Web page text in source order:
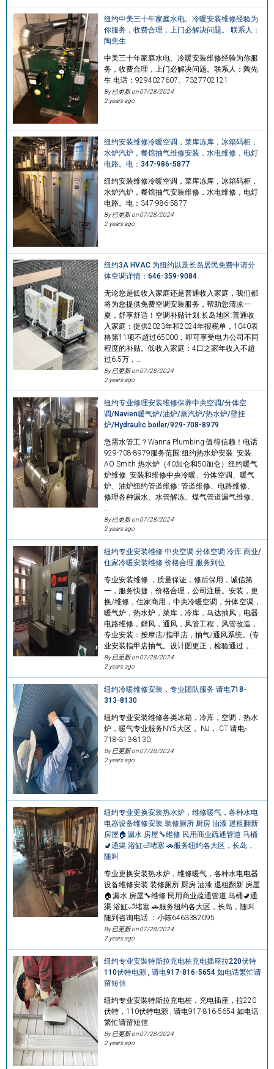
纽约中美三十年家庭水电、冷暖安装维修经验为
你服务，收费合理，上门必解决问题。 联系人：
陶先生
中美三十年家庭水电、冷暖安装维修经验为你服
务，收费合理，上门必解决问题。联系人：陶先
生 电话：9294027607、7327702121
By 已更新 on07/28/2024
2 years ago
纽约安装维修冷暖空调，菜库冻库，冰箱码柜，
水炉汽炉，餐馆抽气维修安装，水电维修，电灯
电路。电：347-986-5877
纽约安装维修冷暖空调，菜库冻库，冰箱码柜，
水炉汽炉，餐馆抽气安装维修，水电维修，电灯
电路。电：347-986-5877
By 已更新 on07/28/2024
2 years ago
纽约3A HVAC 为纽约以及长岛居民免费申请分
体空调详情：646-359-9084
无论您是低收入家庭还是普通收入家庭，我们都
将为您提供免费空调安装服务，帮助您清凉一
夏，舒享舒适！空调补贴计划:长岛地区:普通收
入家庭：提供2023年和2024年报税单，1040表
格第11项不超过65000，即可享受电力公司不同
程度的补贴。低收入家庭：4口之家年收入不超
过6.5万，…
By 已更新 on07/28/2024
2 years ago
纽约专业修理安装维修保养中央空调/分体空
调/Navien暖气炉/油炉/蒸汽炉/热水炉/壁挂
炉/Hydraulic boiler/929-708-8979
急需水管工？Wanna Plumbing 值得信赖！电话
929-708-8979服务范围:纽约热水炉安装: 安装
AO Smith 热水炉（40加仑和50加仑）纽约暖气
炉维修: 安装和维修中央冷暖、分体空调、暖气
炉、油炉纽约管道维修: 管道维修、电路维修、
修理各种漏水、水管解冻、煤气管道漏气维修、
By 已更新 on07/28/2024
2 years ago
纽约专业安装维修 中央空调 分体空调 冷库 商业/
住家冷暖安装维修 价格合理 服务到位
专业安装维修 ，质量保证，修后保用，诚信第
一，服务快捷，价格合理，公司注册。安装，更
换/维修，住家商用，中央冷暖空调，分体空调，
暖气炉，热水炉，菜库，冷库，马达抽风，电器
电路维修，鲜风，通风，风管工程，风管改造，
专业安装：按摩店/指甲店，抽气/通风系统。(专
业安装指甲店抽气。设计图更正，检验通过，…
By 已更新 on07/28/2024
2 years ago
纽约冷暖维修安装，专业团队服务 请电718-
313-8130
纽约专业安装维修各类冰箱，冷库，空调，热水
炉，暖气专业服务NY5大区， NJ， CT 请电-
718-313-8130
By 已更新 on07/28/2024
2 years ago
纽约专业更换安装热水炉，维修暖气，各种水电
电器设备维修安装 装修厕所 厨房 油漆 退租翻新
房屋🏠漏水 房屋🔧维修 民用商业疏通管道 马桶
🚽通渠 浴缸🛁堵塞 🚗服务纽约各大区，长岛，
随叫
专业更换安装热水炉，维修暖气，各种水电电器
设备维修安装 装修厕所 厨房 油漆 退租翻新 房屋
🏠漏水 房屋🔧维修 民用商业疏通管道 马桶🚽通
渠 浴缸🛁堵塞 🚗服务纽约各大区，长岛，随叫
随到咨询电话 ：小陈6463382095
By 已更新 on07/28/2024
2 years ago
纽约专业安裝特斯拉充电桩充电插座拉220伏特
110伏特电源 , 请电917-816-5654 如电话繁忙请
留短信
纽约专业安裝特斯拉充电桩，充电插座，拉220
伏特，110伏特电源 , 请电917-816-5654 如电话
繁忙请留短信
By 已更新 on07/28/2024
2 years ago